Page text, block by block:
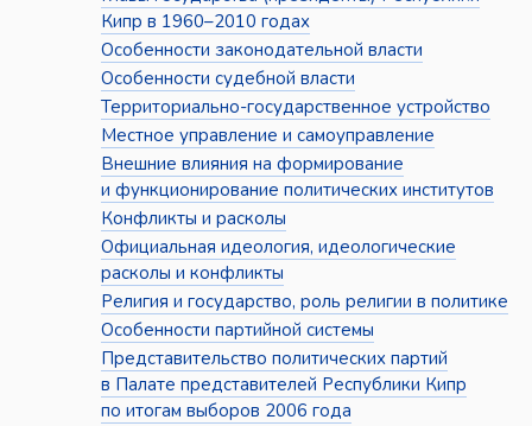
Кипр в 1960–2010 годах
Особенности законодательной власти
Особенности судебной власти
Территориально-государственное устройство
Местное управление и самоуправление
Внешние влияния на формирование
и функционирование политических институтов
Конфликты и расколы
Официальная идеология, идеологические
расколы и конфликты
Религия и государство, роль религии в политике
Особенности партийной системы
Представительство политических партий
в Палате представителей Республики Кипр
по итогам выборов 2006 года